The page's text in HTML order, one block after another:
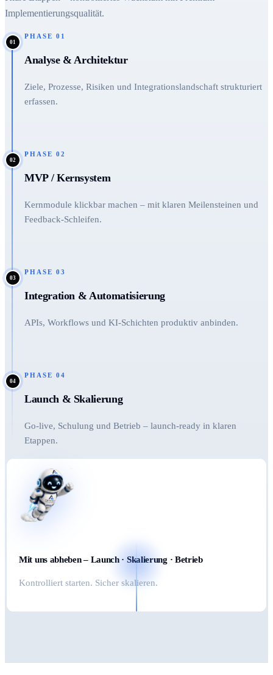
Implementierungsqualität.
01
PHASE 01
Analyse & Architektur
Ziele, Prozesse, Risiken und Integrationslandschaft strukturiert
erfassen.
02
PHASE 02
MVP / Kernsystem
Kernmodule klickbar machen – mit klaren Meilensteinen und
Feedback-Schleifen.
03
PHASE 03
Integration & Automatisierung
APIs, Workflows und KI-Schichten produktiv anbinden.
04
PHASE 04
Launch & Skalierung
Go-live, Schulung und Betrieb – launch-ready in klaren
Etappen.
Mit uns abheben – Launch · Skalierung · Betrieb
Kontrolliert starten. Sicher skalieren.